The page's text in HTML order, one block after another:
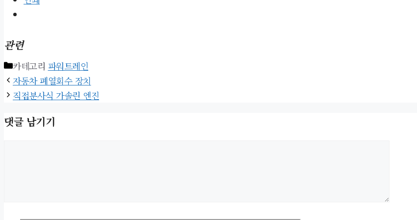
관련
카테고리 파워트레인
자동차 폐열회수 장치
직접분사식 가솔린 엔진
댓글 남기기